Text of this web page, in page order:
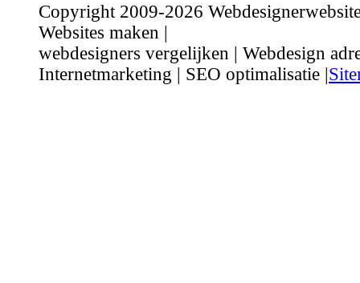
Copyright 2009-2026
Websites maken |
webdesigners vergelijken | Webdesign
Internetmarketing | SEO optimalisatie |